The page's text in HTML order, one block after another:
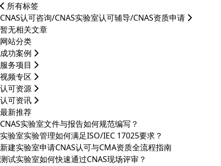
所有标签
CNAS认可咨询/CNAS实验室认可辅导/CNAS资质申请
暂无相关文章
网站分类
成功案例
服务项目
视频专区
认可资源
认可资讯
最新推荐
CNAS实验室文件与报告如何规范编写？
实验室实验管理如何满足ISO/IEC 17025要求？
新建实验室申请CNAS认可与CMA资质全流程指南
测试实验室如何快速通过CNAS现场评审？